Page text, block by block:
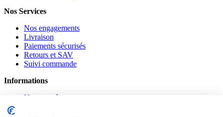
Nos Services
Nos engagements
Livraison
Paiements sécurisés
Retours et SAV
Suivi commande
Informations
Nouveautés